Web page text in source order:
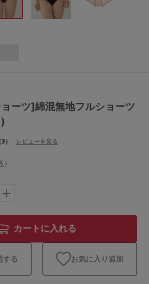
M
L-EF
3,000～3,999円
す
ーツ]綿混無地フルショーツ
） レビューを見る
）
カートに入れる
する お気に入り追加